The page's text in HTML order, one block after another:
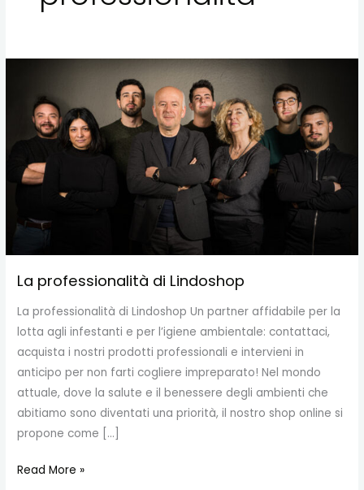
La professionalità di Lindoshop
La professionalità di Lindoshop Un partner affidabile per la
lotta agli infestanti e per l’igiene ambientale: contattaci,
acquista i nostri prodotti professionali e intervieni in
anticipo per non farti cogliere impreparato! Nel mondo
attuale, dove la salute e il benessere degli ambienti che
abitiamo sono diventati una priorità, il nostro shop online si
propone come […]
Lindoshop
Read More »